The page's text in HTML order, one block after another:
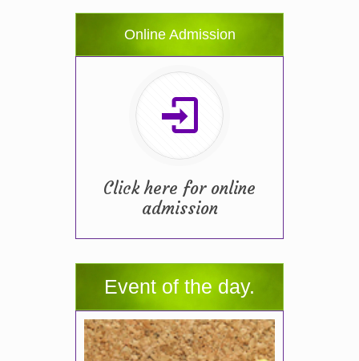
Online Admission
Click here for online
admission
Event of the day.